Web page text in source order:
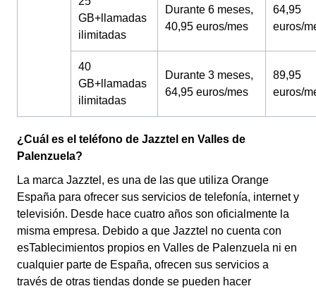
GB+llamadas
ilimitadas
Durante 6 meses,
40,95 euros/mes
64,95
euros/
40
GB+llamadas
ilimitadas
Durante 3 meses,
64,95 euros/mes
89,95
euros/
¿Cuál es el teléfono de Jazztel en Valles de
Palenzuela?
La marca Jazztel, es una de las que utiliza Orange
España para ofrecer sus servicios de telefonía, internet y
televisión. Desde hace cuatro años son oficialmente la
misma empresa. Debido a que Jazztel no cuenta con
esTablecimientos propios en Valles de Palenzuela ni en
cualquier parte de España, ofrecen sus servicios a
través de otras tiendas donde se pueden hacer